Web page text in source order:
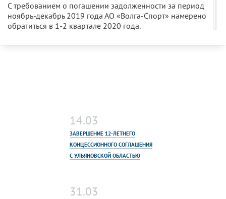
С требованием о погашении задолженности за период
ноябрь-декабрь 2019 года АО «Волга-Спорт» намерено
обратиться в 1-2 квартале 2020 года.
14.03
ЗАВЕРШЕНИЕ 12-ЛЕТНЕГО
КОНЦЕССИОННОГО СОГЛАШЕНИЯ
С УЛЬЯНОВСКОЙ ОБЛАСТЬЮ
31.03